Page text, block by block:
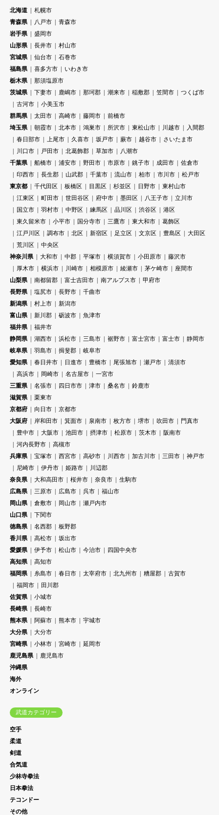
北海道
札幌市
青森県
八戸市
青森市
岩手県
盛岡市
山形県
長井市
村山市
宮城県
仙台市
石巻市
福島県
喜多方市
いわき市
栃木県
那須塩原市
茨城県
下妻市 鹿嶋市 那珂郡 潮来市 稲敷郡 笠間市
つくば市
古河市
小美玉市
群馬県
太田市 高崎市 藤岡市
前橋市
埼玉県
朝霞市 北本市 鴻巣市 所沢市 東松山市 川越市
入間郡
春日部市
上尾市 久喜市 坂戸市 蕨市 越谷市
さいたま市
川口市
戸田市 北葛飾郡 草加市
八潮市
千葉県
船橋市 浦安市 野田市 市原市 銚子市 成田市
佐倉市
印西市
長生郡 山武郡 千葉市 流山市 柏市 市川市
松戸市
東京都
千代田区 板橋区 目黒区 杉並区 日野市
東村山市
江東区
町田市 世田谷区 府中市 墨田区 八王子市
立川市
国立市
羽村市 中野区 練馬区 品川区 渋谷区
港区
東久留米市
小平市 国分寺市 三鷹市 東大和市
葛飾区
江戸川区
調布市 北区 新宿区 足立区 文京区 豊島区
大田区
荒川区
中央区
神奈川県
大和市 中郡 平塚市 横須賀市 小田原市
藤沢市
厚木市
横浜市 川崎市 相模原市 綾瀬市 茅ケ崎市
座間市
山梨県
南都留郡 富士吉田市 南アルプス市
甲府市
長野県
塩尻市 長野市
千曲市
新潟県
村上市
新潟市
富山県
新川郡 砺波市
魚津市
福井県
福井市
静岡県
湖西市 浜松市 三島市 裾野市 富士宮市 富士市
静岡市
岐阜県
羽島市 揖斐郡
岐阜市
愛知県
春日井市 日進市 豊橋市 尾張旭市 瀬戸市
清須市
高浜市
岡崎市 名古屋市
一宮市
三重県
名張市 四日市市 津市 桑名市
鈴鹿市
滋賀県
栗東市
京都府
向日市
京都市
大阪府
岸和田市 箕面市 泉南市 枚方市 堺市 吹田市
門真市
豊中市
大阪市 池田市 摂津市 松原市 茨木市
阪南市
河内長野市
高槻市
兵庫県
宝塚市 西宮市 高砂市 川西市 加古川市 三田市
神戸市
尼崎市
伊丹市 姫路市
川辺郡
奈良県
大和高田市 桜井市 奈良市
生駒市
広島県
三原市 広島市 呉市
福山市
岡山県
倉敷市 岡山市
瀬戸内市
山口県
下関市
徳島県
名西郡
板野郡
香川県
高松市
坂出市
愛媛県
伊予市 松山市 今治市
四国中央市
高知県
高知市
福岡県
糸島市 春日市 太宰府市 北九州市 糟屋郡
古賀市
福岡市
田川郡
佐賀県
小城市
長崎県
長崎市
熊本県
阿蘇市 熊本市
宇城市
大分県
大分市
宮崎県
小林市 宮崎市
延岡市
鹿児島県
鹿児島市
沖縄県
海外
オンライン
武道カテゴリー
空手
柔道
剣道
合気道
少林寺拳法
日本拳法
テコンドー
その他